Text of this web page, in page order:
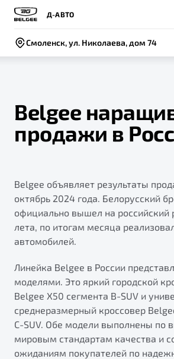
Д-АВТО
Смоленск, ул. Николаева, дом 74
Модели
X50+
Яркий кроссовер
от 2 219 990 ₽*
Покупателям
Автомобили в наличии
Спецпредложения и Акции
Записаться на тест-драйв
Автокредит
Трейд-ин
Страхование
Расчет КАСКО
Владельцам
Доверенность на обслуживание
Записаться на сервис
Руководство по эксплуатации
Калькулятор ТО
Антибактериальная обработка
Приятные мелочи Belgee
ПОДДЕРЖКА
О компании
Новости
Контакты
BELGEE В РОССИИ
О дилерском центре
Правовая информация
Belgee
продажи в
Belgee объявляет результаты
октябрь 2024 года. Белорусский
официально вышел на российский
лета, по итогам месяца
автомобилей.
Линейка Belgee в России
моделями. Это яркий городской
Belgee X50 сегмента B-SUV и
среднеразмерный кроссовер
C-SUV. Обе модели выполнены по
мировым стандартам качества и
ожиданиям покупателей по